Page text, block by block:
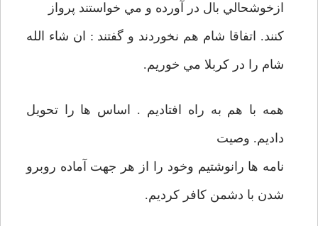
ازخوشحالي بال در آورده و مي خواستند پرواز
کنند. اتفاقا شام هم نخوردند و گفتند : ان شاء الله
شام را در کربلا مي خوريم.
همه با هم به راه افتاديم . اساس ها را تحويل
داديم. وصيت
نامه ها رانوشتيم وخود را از هر جهت آماده روبرو
شدن با دشمن کافر کرديم.